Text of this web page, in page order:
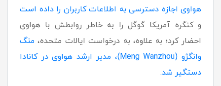
هواوی اجازه دسترسی به اطلاعات کاربران را داده است
و کنگره آمریکا گوگل را به خاطر روابطش با هواوی
احضار کرد؛ به علاوه، به درخواست ایالات متحده، منگ
وانگژو (Meng Wanzhou)، مدیر ارشد هواوی در کانادا
دستگیر شد.